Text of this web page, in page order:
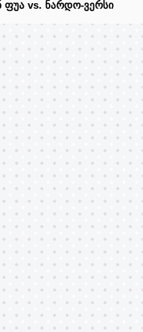
ფუა vs. ნარდო-ვერსი